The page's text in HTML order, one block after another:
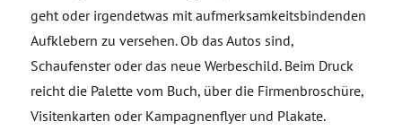
geht oder irgendetwas mit aufmerksamkeitsbindenden
Aufklebern zu versehen. Ob das Autos sind,
Schaufenster oder das neue Werbeschild. Beim Druck
reicht die Palette vom Buch, über die Firmenbroschüre,
Visitenkarten oder Kampagnenflyer und Plakate.